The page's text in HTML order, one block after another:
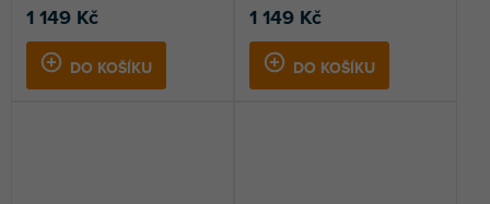
1 149 Kč
DO KOŠÍKU
1 149 Kč
DO KOŠÍKU